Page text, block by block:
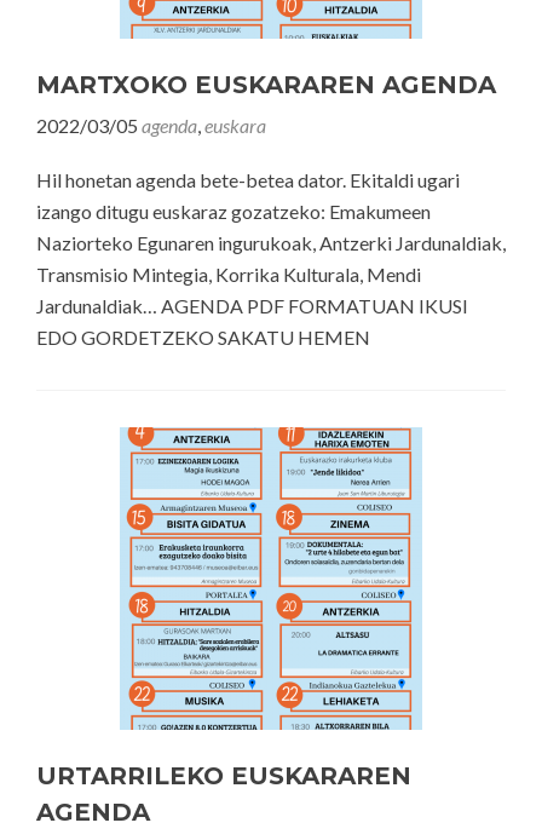
MARTXOKO EUSKARAREN AGENDA
2022/03/05 agenda,euskara
Hil honetan agenda bete-betea dator. Ekitaldi ugari
izango ditugu euskaraz gozatzeko: Emakumeen
Naziorteko Egunaren ingurukoak, Antzerki Jardunaldiak,
Transmisio Mintegia, Korrika Kulturala, Mendi
Jardunaldiak… AGENDA PDF FORMATUAN IKUSI
EDO GORDETZEKO SAKATU HEMEN
URTARRILEKO EUSKARAREN
AGENDA